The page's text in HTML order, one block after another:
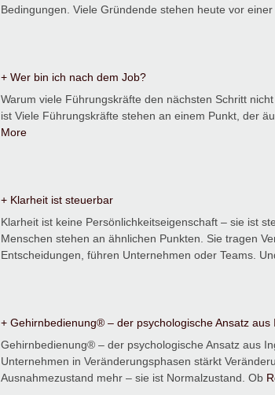
Bedingungen. Viele Gründende stehen heute vor einer
+ Wer bin ich nach dem Job?
Warum viele Führungskräfte den nächsten Schritt
ist Viele Führungskräfte stehen an einem Punkt, der
More
+ Klarheit ist steuerbar
Klarheit ist keine Persönlichkeitseigenschaft – sie ist
Menschen stehen an ähnlichen Punkten. Sie tragen
Entscheidungen, führen Unternehmen oder Teams.
+ Gehirnbedienung® – der psychologische Ansatz aus
Gehirnbedienung® – der psychologische Ansatz aus
Unternehmen in Veränderungsphasen stärkt
Ausnahmezustand mehr – sie ist Normalzustand. Ob